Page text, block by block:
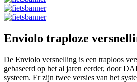
Enviolo traploze
De Enviolo versnelling is een traploos
gebaseerd op het al jaren eerder, door
systeem. Er zijn twee versies van het